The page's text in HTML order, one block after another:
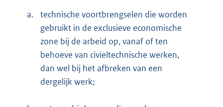
a.
technische voortbrengselen die worden
gebruikt in de exclusieve economische
zone bij de arbeid op, vanaf of ten
behoeve van civieltechnische werken,
dan wel bij het afbreken van een
dergelijk werk;